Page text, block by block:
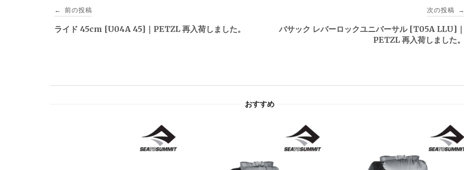
稿
← 前の投稿
ライド 45cm [U04A 45]｜PETZL 再入荷しました。
次の投稿 →
バサック レバーロックユニバーサル [T05A LLU]｜
PETZL 再入荷しました。
おすすめ